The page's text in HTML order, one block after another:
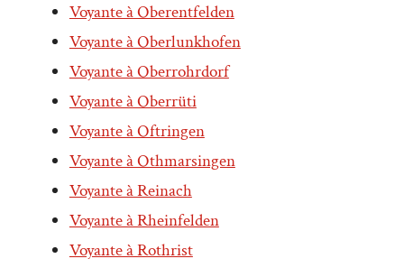
Voyante à Oberentfelden
Voyante à Oberlunkhofen
Voyante à Oberrohrdorf
Voyante à Oberrüti
Voyante à Oftringen
Voyante à Othmarsingen
Voyante à Reinach
Voyante à Rheinfelden
Voyante à Rothrist